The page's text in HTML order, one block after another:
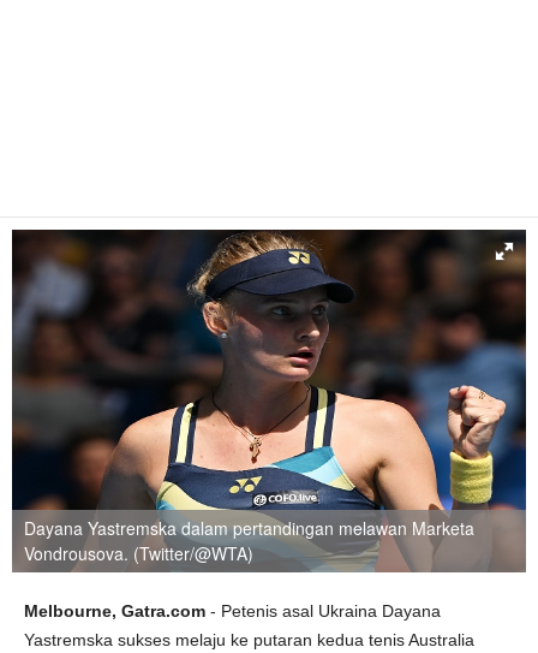
Dayana Yastremska dalam pertandingan melawan Marketa
Vondrousova. (Twitter/@WTA)
Melbourne, Gatra.com - Petenis asal Ukraina Dayana
Yastremska sukses melaju ke putaran kedua tenis Australia